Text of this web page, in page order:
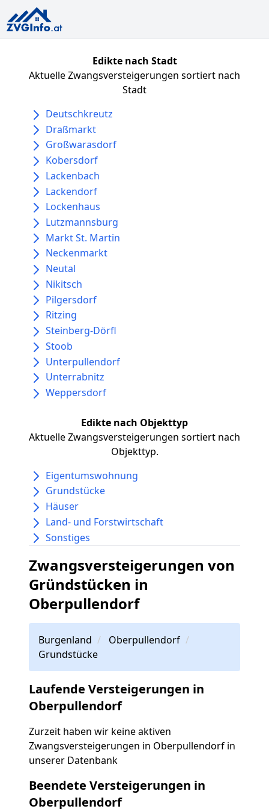
Edikte nach Stadt
Aktuelle Zwangsversteigerungen sortiert nach
Stadt
Deutschkreutz
Draßmarkt
Großwarasdorf
Kobersdorf
Lackenbach
Lackendorf
Lockenhaus
Lutzmannsburg
Markt St. Martin
Neckenmarkt
Neutal
Nikitsch
Pilgersdorf
Ritzing
Steinberg-Dörfl
Stoob
Unterpullendorf
Unterrabnitz
Weppersdorf
Edikte nach Objekttyp
Aktuelle Zwangsversteigerungen sortiert nach
Objekttyp.
Eigentumswohnung
Grundstücke
Häuser
Land- und Forstwirtschaft
Sonstiges
Zwangsversteigerungen von
Gründstücken in
Oberpullendorf
Burgenland
Oberpullendorf
Grundstücke
Laufende Versteigerungen in
Oberpullendorf
Zurzeit haben wir keine aktiven
Zwangsversteigerungen in Oberpullendorf in
unserer Datenbank
Beendete Versteigerungen in
Oberpullendorf